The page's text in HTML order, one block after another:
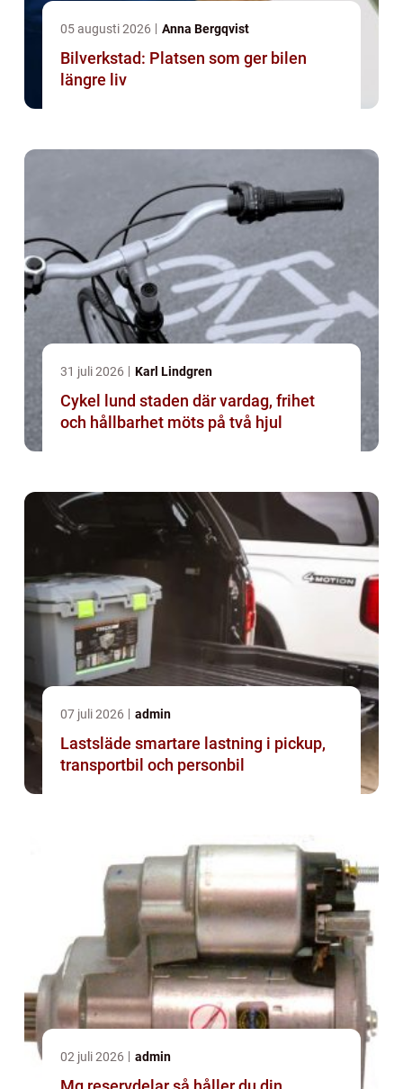
05 augusti 2026 Anna Bergqvist
Bilverkstad: Platsen som ger bilen
längre liv
31 juli 2026 Karl Lindgren
Cykel lund staden där vardag, frihet
och hållbarhet möts på två hjul
07 juli 2026 admin
Lastsläde smartare lastning i pickup,
transportbil och personbil
02 juli 2026 admin